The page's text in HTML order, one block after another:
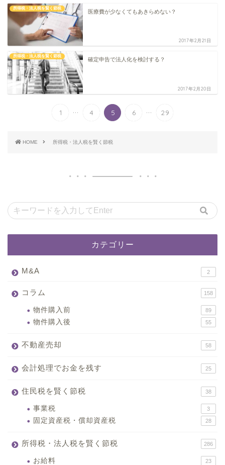
所得税・法人税を賢く節税
医療費が少なくてもあきらめない？
2017年2月21日
所得税・法人税を賢く節税
確定申告で法人化を検討する？
2017年2月20日
1 ... 4 5 6 ... 29
HOME 所得税・法人税を賢く節税
カテゴリー
M&A 2
コラム 158
物件購入前 89
物件購入後 55
不動産売却 58
会計処理でお金を残す 25
住民税を賢く節税 38
事業税 3
固定資産税・償却資産税 28
所得税・法人税を賢く節税 286
お給料 23